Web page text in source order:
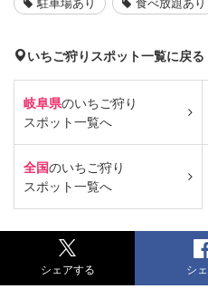
いちご狩りスポット一覧に戻る
岐阜県のいちご狩り
スポット一覧へ
全国のいちご狩り
スポット一覧へ
シェアする シ